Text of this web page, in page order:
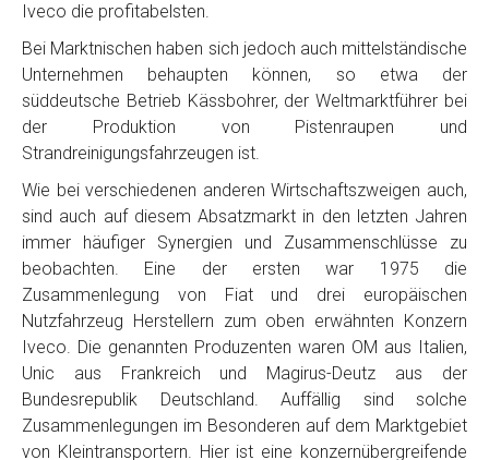
Iveco die profitabelsten.
Bei Marktnischen haben sich jedoch auch mittelständische
Unternehmen behaupten können, so etwa der
süddeutsche Betrieb Kässbohrer, der Weltmarktführer bei
der Produktion von Pistenraupen und
Strandreinigungsfahrzeugen ist.
Wie bei verschiedenen anderen Wirtschaftszweigen auch,
sind auch auf diesem Absatzmarkt in den letzten Jahren
immer häufiger Synergien und Zusammenschlüsse zu
beobachten. Eine der ersten war 1975 die
Zusammenlegung von Fiat und drei europäischen
Nutzfahrzeug Herstellern zum oben erwähnten Konzern
Iveco. Die genannten Produzenten waren OM aus Italien,
Unic aus Frankreich und Magirus-Deutz aus der
Bundesrepublik Deutschland. Auffällig sind solche
Zusammenlegungen im Besonderen auf dem Marktgebiet
von Kleintransportern. Hier ist eine konzernübergreifende